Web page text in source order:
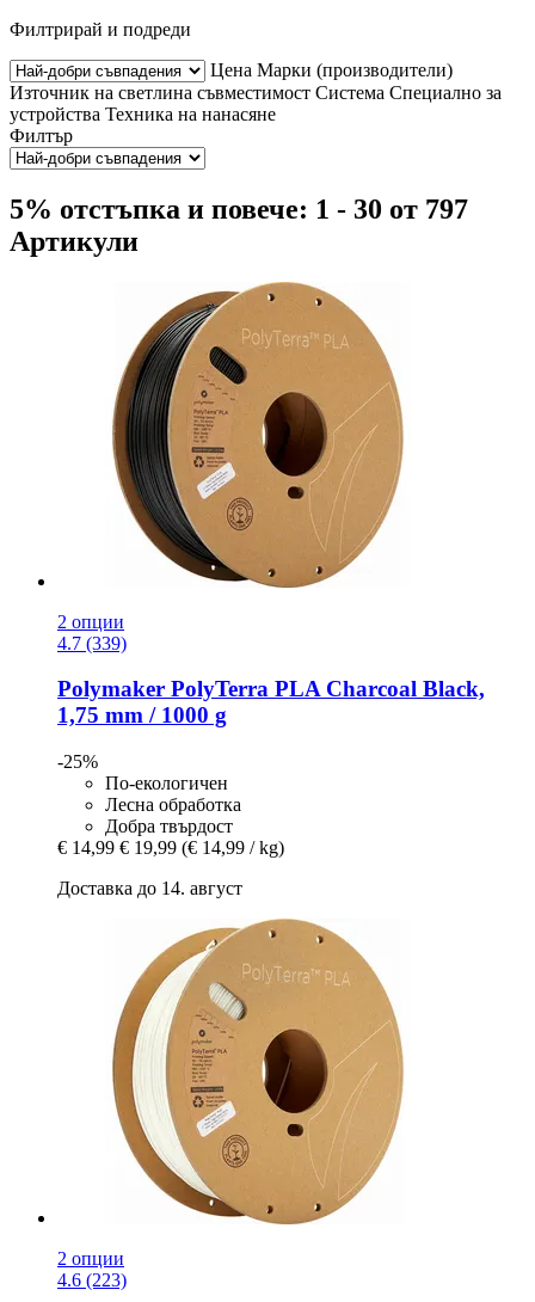
Филтрирай и подреди
Цена Марки (производители)
Източник на светлина съвместимост Система Специално за
устройства Техника на нанасяне
Филтър
5% отстъпка и повече: 1 - 30 от 797
Артикули
2 опции
4.7 (339)
Polymaker PolyTerra PLA Charcoal Black,
1,75 mm / 1000 g
-25%
По-екологичен
Лесна обработка
Добра твърдост
€ 14,99 € 19,99 (€ 14,99 / kg)
Доставка до 14. август
2 опции
4.6 (223)